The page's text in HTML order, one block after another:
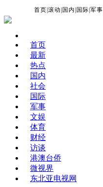
首页 |滚动 国内 国际 |军事
首页
最新
热点
国内
社会
国际
军事
文娱
体育
财经
访谈
港澳台侨
微视界
东北亚电视网